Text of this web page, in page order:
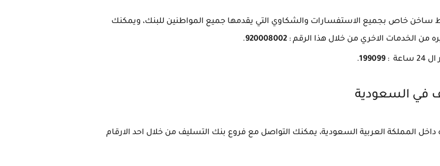
خاص بجميع الاستفسارات والشكاوي التي يقدمها جميع المواطنين للبنك، ويمكنك
من الخدمات الاخري من خلال هذا الرقم : 920008002
.
:
199099
.
في السعودية
داخل المملكة العربية السعودية، يمكنك التواصل مع فروع بنك التسليف من خلال احد الارقام